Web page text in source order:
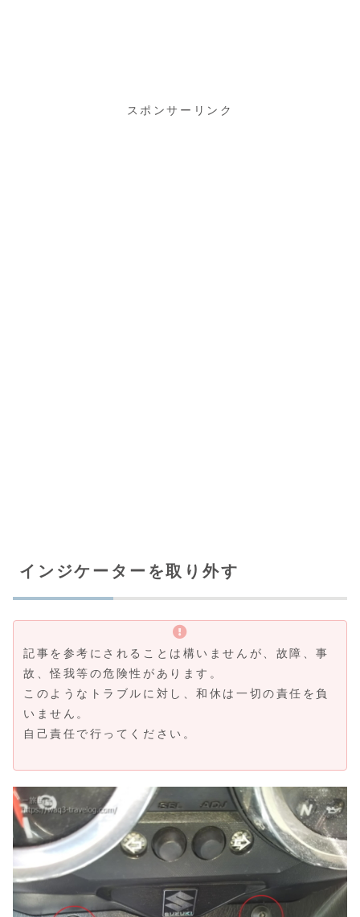
スポンサーリンク
インジケーターを取り外す
記事を参考にされることは構いませんが、故障、事
故、怪我等の危険性があります。
このようなトラブルに対し、和休は一切の責任を負
いません。
自己責任で行ってください。